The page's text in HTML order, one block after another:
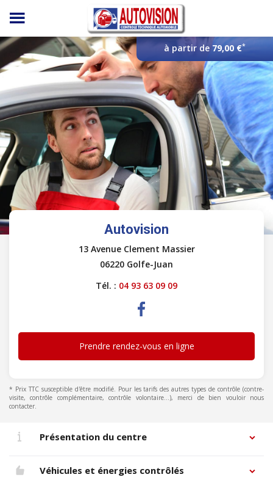
Panneau de gestion des cookies
à partir de79,00 €*
Autovision
13 Avenue Clement Massier
06220 Golfe-Juan
Tél. : 04 93 63 09 09
Prendre rendez-vous en ligne
* Prix TTC susceptible d'être modifié. Pour les tarifs des autres types de contrôle (contre-
visite, contrôle complémentaire, contrôle volontaire...), merci de bien vouloir nous
contacter.
Présentation du centre
Véhicules et énergies contrôlés